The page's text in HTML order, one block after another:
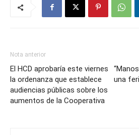
Nota anterior
El HCD aprobaría este viernes
la ordenanza que establece
audiencias públicas sobre los
aumentos de la Cooperativa
una